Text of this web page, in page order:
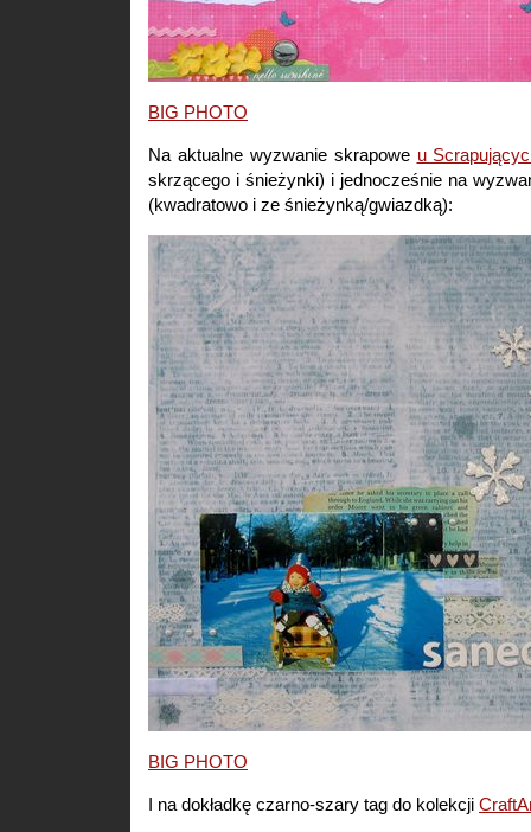
BIG PHOTO
Na aktualne wyzwanie skrapowe u
skrzącego i śnieżynki) i jednocześnie na
(kwadratowo i ze śnieżynką/gwiazdką):
BIG PHOTO
I na dokładkę czarno-szary tag do kolekcji